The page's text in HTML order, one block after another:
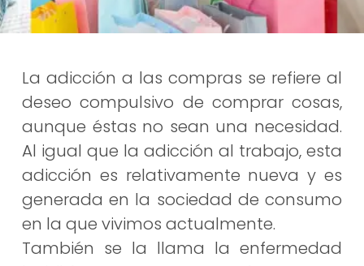
La adicción a las compras se refiere al
deseo compulsivo de comprar cosas,
aunque éstas no sean una necesidad.
Al igual que la adicción al trabajo, esta
adicción es relativamente nueva y es
generada en la sociedad de consumo
en la que vivimos actualmente.
También se la llama la enfermedad